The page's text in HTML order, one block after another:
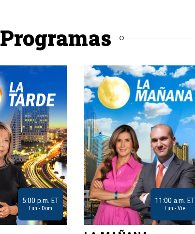
Programas
5:00 p.m. ET
Lun - Dom
11:00 a.m. ET
Lun - Vie